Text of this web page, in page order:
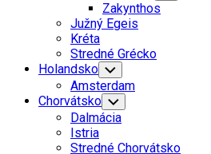
Child
Menu
Zakynthos
Južný Egeis
Kréta
Stredné Grécko
Holandsko Toggle
Child
Menu
Amsterdam
Chorvátsko Toggle
Child
Menu
Dalmácia
Istria
Stredné Chorvátsko